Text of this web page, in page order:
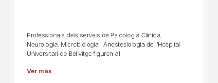
Professionals dels serveis de Psicologia Clínica,
Neurologia, Microbiologia i Anestesiologia de l’Hospital
Universitari de Bellvitge figuren al
Ver más